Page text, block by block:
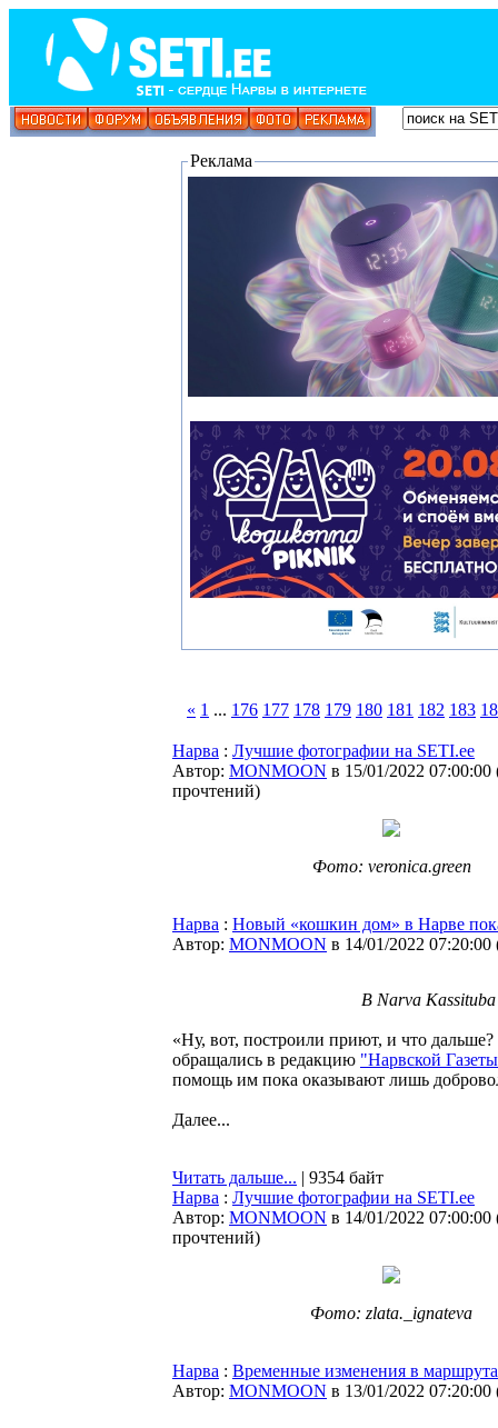
Реклама
« 1 ... 176 177 178 179 180 181 182 183
Нарва : Лучшие фотографии на SETI.ee
Автор: MONMOON в 15/01/2022 07:00:00
прочтений)
Фото: veronica.green
Нарва : Новый «кошкин дом» в Нарве
Автор: MONMOON в 14/01/2022 07:20:00
В Narva
«Ну, вот, построили приют, и что
обращались в редакцию "Нарвской
помощь им пока оказывают лишь
Далее...
Читать дальше... | 9354 байт
Нарва : Лучшие фотографии на SETI.ee
Автор: MONMOON в 14/01/2022 07:00:00
прочтений)
Фото: zlata._ignateva
Нарва : Временные изменения в
Автор: MONMOON в 13/01/2022 07:20:00